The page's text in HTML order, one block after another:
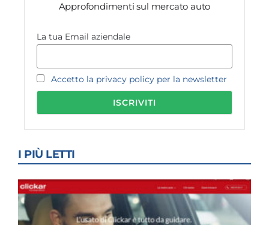
Approfondimenti sul mercato auto
La tua Email aziendale
Accetto la privacy policy per la newsletter
I PIÙ LETTI